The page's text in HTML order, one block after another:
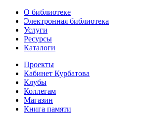
О библиотеке
Электронная библиотека
Услуги
Ресурсы
Каталоги
Проекты
Кабинет Курбатова
Клубы
Коллегам
Магазин
Книга памяти